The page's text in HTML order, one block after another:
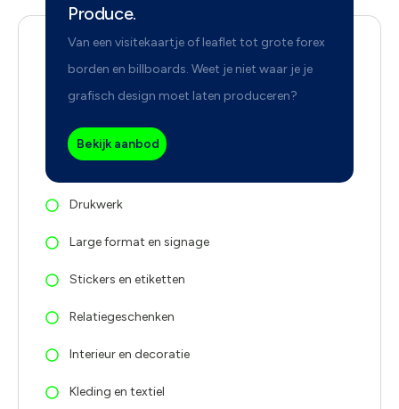
Produce.
Van een visitekaartje of leaflet tot grote forex
borden en billboards. Weet je niet waar je je
grafisch design moet laten produceren?
Bekijk aanbod
Drukwerk
Large format en signage
Stickers en etiketten
Relatiegeschenken
Interieur en decoratie
Kleding en textiel